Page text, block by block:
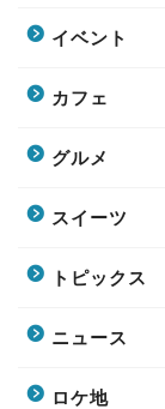
イベント
カフェ
グルメ
スイーツ
トピックス
ニュース
ロケ地